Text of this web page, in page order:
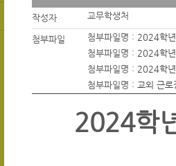
작성자 교무학생처
첨부파일 첨부파일명 : 2024학
첨부파일명 : 2024학
첨부파일명 : 2024학
첨부파일명 : 교외 근
2024학